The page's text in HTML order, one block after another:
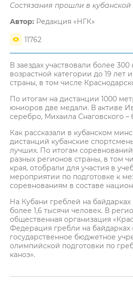
Состязания прошли в кубанской
Автор: Редакция «НГК»
11762
В заездах участвовали более
возрастной категории до 19 лет
страны, в том числе
По итогам на дистанции 1000
юниоров две медали. В активе
серебро, Михаила Снаговского –
Как рассказали в кубанском
дистанций кубанские
лучших. По итогам
разных регионов страны, в том
края, отобрали для участия в
мероприятии по подготовке к
соревнованиям в составе
На Кубани греблей на байдарках
более 1,6 тысячи человек. В
общественная организация
Федерация гребли на байдарках
государственное бюджетное
олимпийской подготовки по
каноэ».